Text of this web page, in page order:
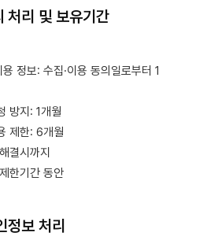
처리 및 보유기간
정보: 수집·이용 동의일로부터 1
방지: 1개월
제한: 6개월
결시까지
한기간 동안
보 처리